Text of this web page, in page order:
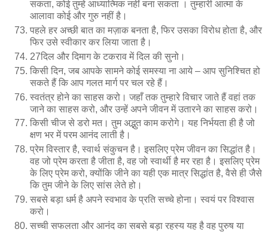
सकता, कोई तुम्हे आध्यात्मिक नहीं बना सकता । तुम्हारी आत्मा के
आलावा कोई और गुरु नहीं है।
पहले हर अच्छी बात का मज़ाक बनता है, फिर उसका विरोध होता है, और
फिर उसे स्वीकार कर लिया जाता है।
27दिल और दिमाग के टकराव में दिल की सुनो।
किसी दिन, जब आपके सामने कोई समस्या ना आये – आप सुनिश्चित हो
सकते हैं कि आप गलत मार्ग पर चल रहे हैं।
स्वतंत्र होने का साहस करो। जहाँ तक तुम्हारे विचार जाते हैं वहां तक
जाने का साहस करो, और उन्हें अपने जीवन में उतारने का साहस करो।
किसी चीज से डरो मत। तुम अद्भुत काम करोगे। यह निर्भयता ही है जो
क्षण भर में परम आनंद लाती है।
प्रेम विस्तार है, स्वार्थ संकुचन है। इसलिए प्रेम जीवन का सिद्धांत है।
वह जो प्रेम करता है जीता है, वह जो स्वार्थी है मर रहा है। इसलिए प्रेम
के लिए प्रेम करो, क्योंकि जीने का यही एक मात्र सिद्धांत है, वैसे ही जैसे
कि तुम जीने के लिए सांस लेते हो।
सबसे बड़ा धर्म है अपने स्वभाव के प्रति सच्चे होना। स्वयं पर विश्वास
करो।
सच्ची सफलता और आनंद का सबसे बड़ा रहस्य यह है वह पुरुष या